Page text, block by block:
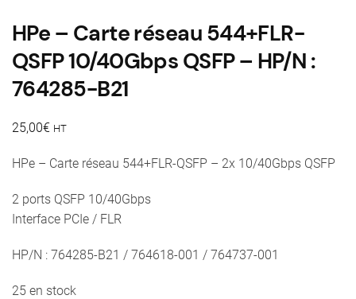
HPe – Carte réseau 544+FLR-
QSFP 10/40Gbps QSFP – HP/N :
764285-B21
25,00€ HT
HPe – Carte réseau 544+FLR-QSFP – 2x 10/40Gbps QSFP
2 ports QSFP 10/40Gbps
Interface PCIe / FLR
HP/N : 764285-B21 / 764618-001 / 764737-001
25 en stock